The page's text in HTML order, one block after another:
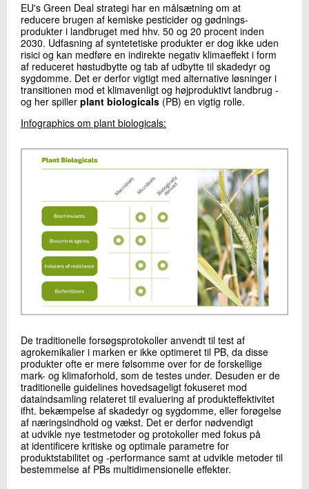
Skriv til mig
EU's Green Deal strategi har en målsætning om at
reducere brugen af kemiske pesticider og gødnings-
produkter i landbruget med hhv. 50 og 20 procent inden
2030. Udfasning af syntetetiske produkter er dog ikke uden
risici og kan medføre en indirekte negativ klimaeffekt i form
af reduceret høstudbytte og tab af udbytte til skadedyr og
sygdomme. Det er derfor vigtigt med alternative løsninger i
transitionen mod et klimavenligt og højproduktivt landbrug -
og her spiller plant biologicals (PB) en vigtig rolle.
Infographics om plant biologicals:
De traditionelle forsøgsprotokoller anvendt til test af
agrokemikalier i marken er ikke optimeret til PB, da disse
produkter ofte er mere følsomme over for de forskellige
mark- og klimaforhold, som de testes under. Desuden er de
traditionelle guidelines hovedsageligt fokuseret mod
dataindsamling relateret til evaluering af produkteffektivitet
ifht. bekæmpelse af skadedyr og sygdomme, eller forøgelse
af næringsindhold og vækst. Det er derfor nødvendigt
at udvikle nye testmetoder og protokoller med fokus på
at identificere kritiske og optimale parametre for
produktstabilitet og -performance samt at udvikle metoder til
bestemmelse af PBs multidimensionelle effekter.